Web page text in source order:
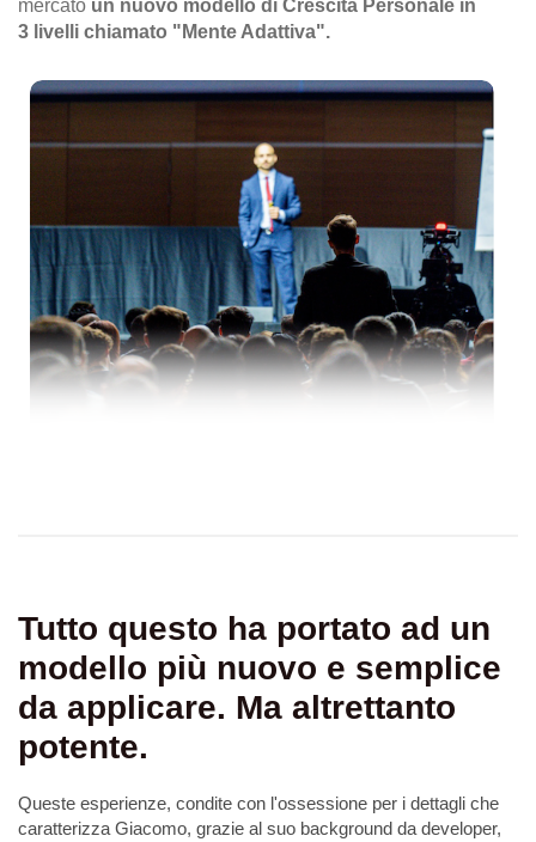
mercato un nuovo modello di Crescita Personale in
3 livelli chiamato "Mente Adattiva".
Tutto questo ha portato ad un
modello più nuovo e semplice
da applicare. Ma altrettanto
potente.
Queste esperienze, condite con l'ossessione per i dettagli che
caratterizza Giacomo, grazie al suo background da developer,